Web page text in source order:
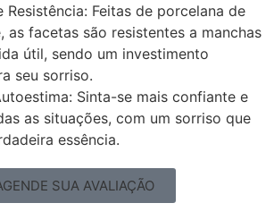
Resistência: Feitas de porcelana de
as facetas são resistentes a manchas
útil, sendo um investimento
seu sorriso.
Sinta-se mais confiante e
as situações, com um sorriso que
essência.
SUA AVALIAÇÃO